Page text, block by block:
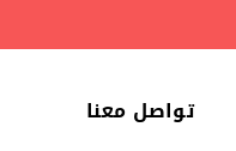
تواصل معنا